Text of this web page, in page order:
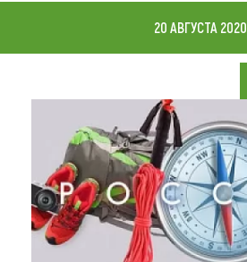
Карта
Что привезти (сувениры)
О регионе
Коллекция впечатлений
Другие рубрики
20 АВГУСТА 2020